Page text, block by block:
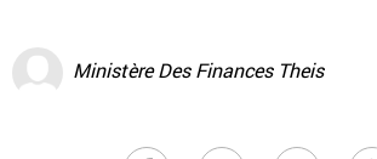
Ministère Des Finances Theis